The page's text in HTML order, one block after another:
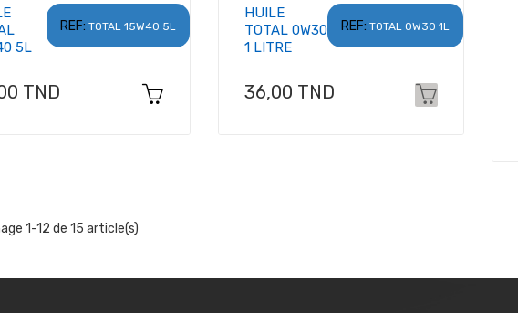
REF: TOTAL 15W40 5L
5L
TND
REF: TOTAL 0W30 1L
HUILE
TOTAL 0W30
1 LITRE
Prix
36,00 TND
1-12 de 15 article(s)